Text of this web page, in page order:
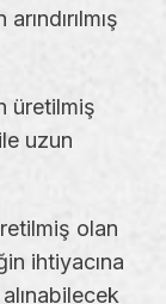
üretilmiş
uzun
olan
ihtiyacına